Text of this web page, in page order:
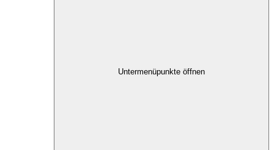
Untermenüpunkte öffnen